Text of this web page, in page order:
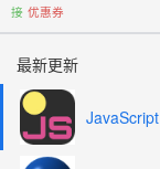
接 优惠券
最新更新